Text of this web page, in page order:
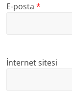
E-posta*
İnternet sitesi